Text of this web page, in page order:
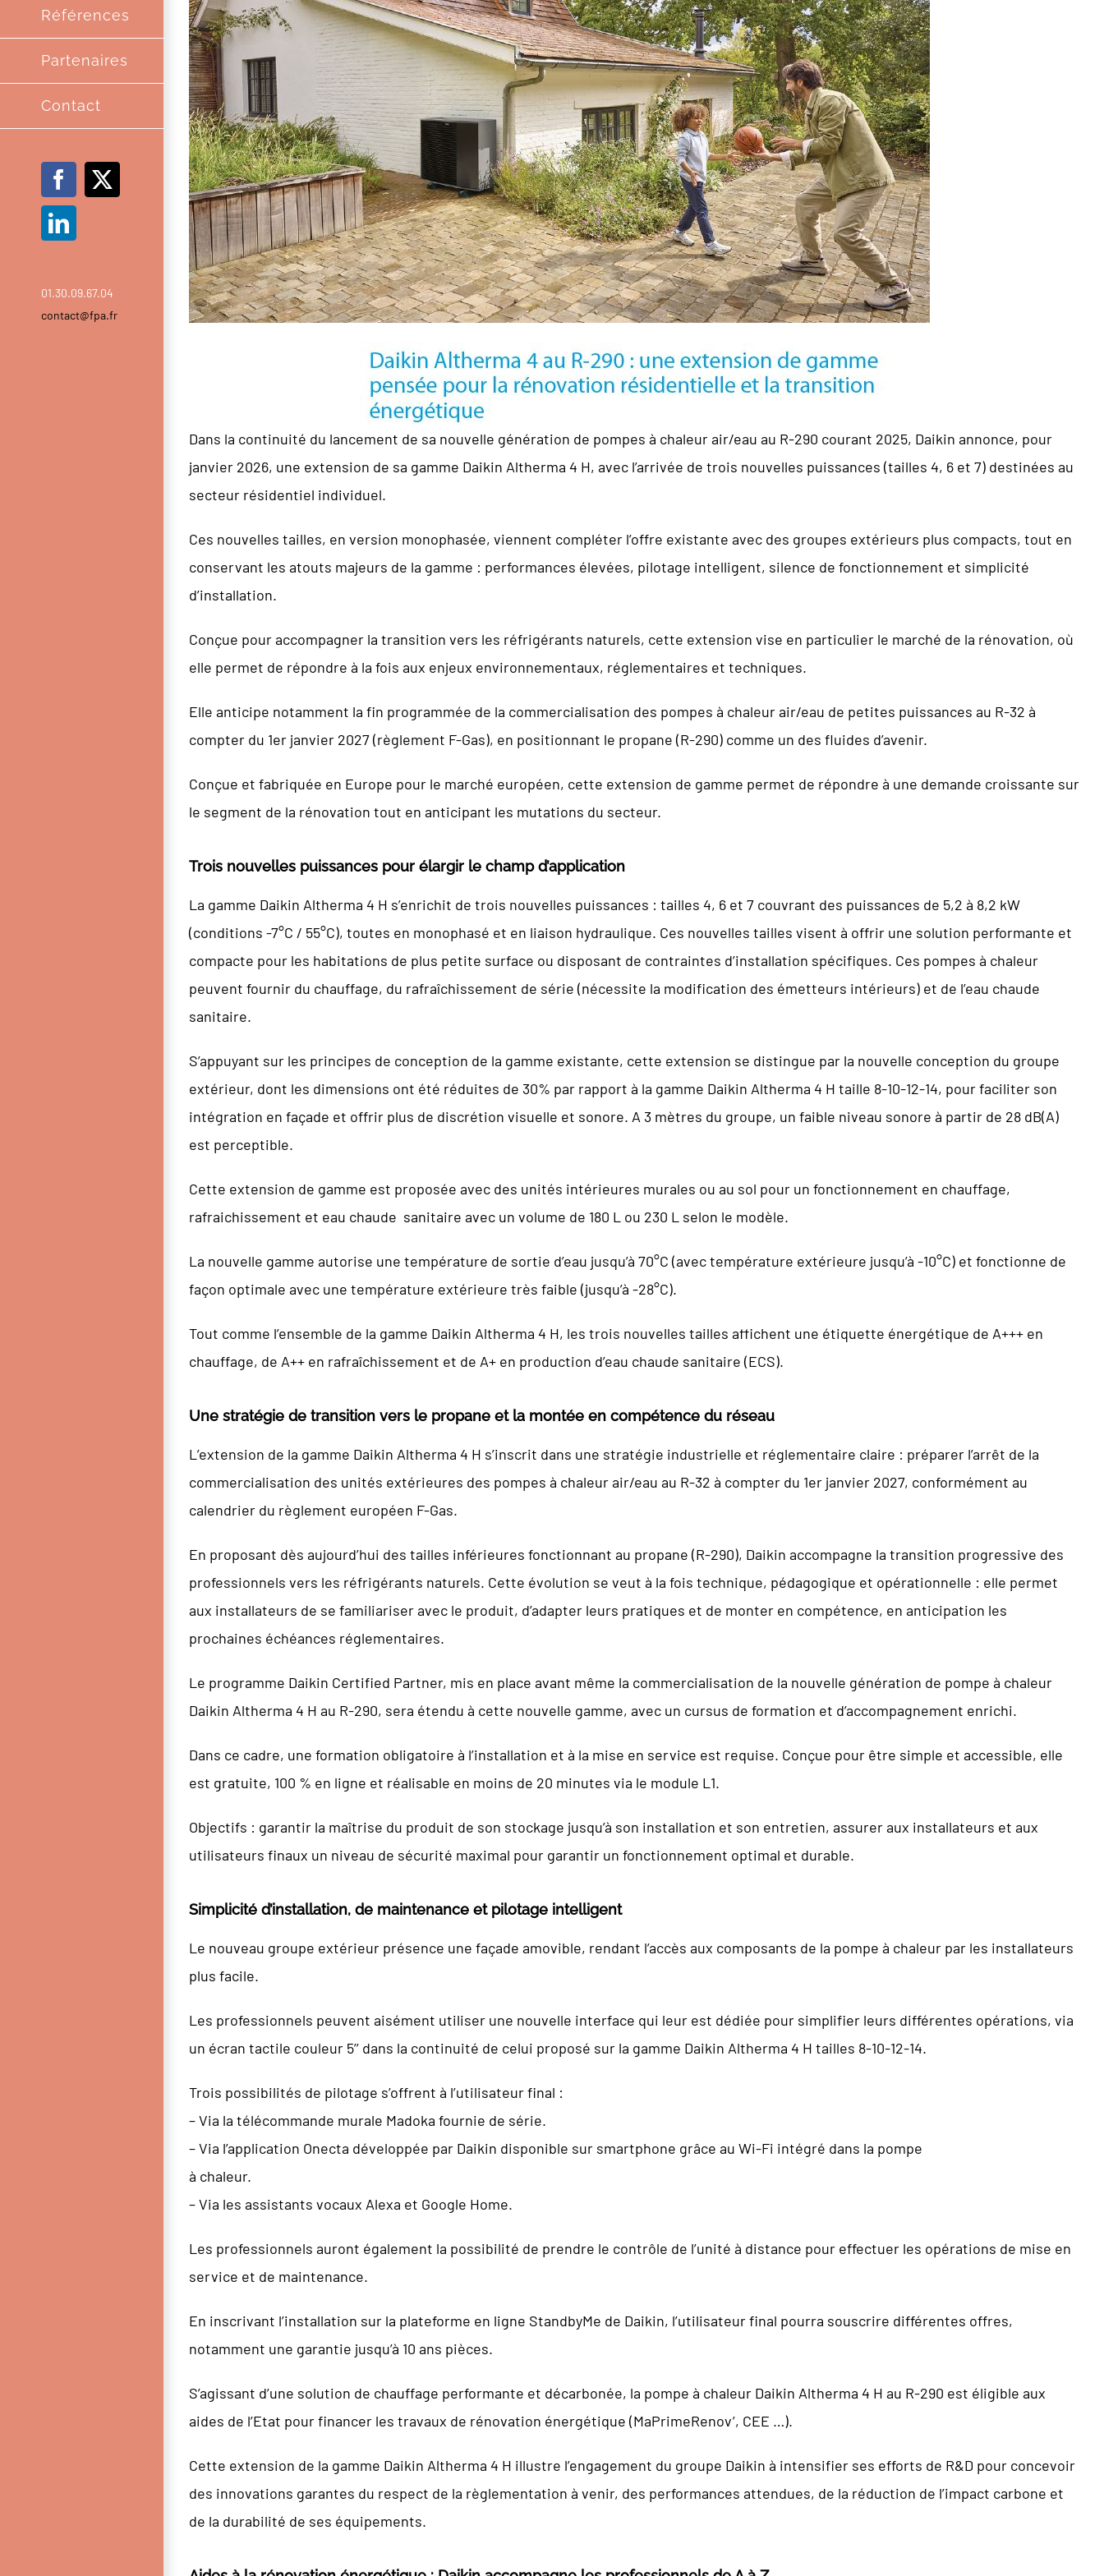
Références
Partenaires
Contact
Facebook
X
LinkedIn
01.30.09.67.04
contact@fpa.fr
Dans la continuité du lancement de sa nouvelle génération de pompes à chaleur air/eau au R-290 courant 2025, Daikin annonce, pour
janvier 2026, une extension de sa gamme Daikin Altherma 4 H, avec l’arrivée de trois nouvelles puissances (tailles 4, 6 et 7) destinées au
secteur résidentiel individuel.
Ces nouvelles tailles, en version monophasée, viennent compléter l’offre existante avec des groupes extérieurs plus compacts, tout en
conservant les atouts majeurs de la gamme : performances élevées, pilotage intelligent, silence de fonctionnement et simplicité
d’installation.
Conçue pour accompagner la transition vers les réfrigérants naturels, cette extension vise en particulier le marché de la rénovation, où
elle permet de répondre à la fois aux enjeux environnementaux, réglementaires et techniques.
Elle anticipe notamment la fin programmée de la commercialisation des pompes à chaleur air/eau de petites puissances au R-32 à
compter du 1er janvier 2027 (règlement F-Gas), en positionnant le propane (R-290) comme un des fluides d’avenir.
Conçue et fabriquée en Europe pour le marché européen, cette extension de gamme permet de répondre à une demande croissante sur
le segment de la rénovation tout en anticipant les mutations du secteur.
Trois nouvelles puissances pour élargir le champ d’application
La gamme Daikin Altherma 4 H s’enrichit de trois nouvelles puissances : tailles 4, 6 et 7 couvrant des puissances de 5,2 à 8,2 kW
(conditions -7°C / 55°C), toutes en monophasé et en liaison hydraulique. Ces nouvelles tailles visent à offrir une solution performante et
compacte pour les habitations de plus petite surface ou disposant de contraintes d’installation spécifiques. Ces pompes à chaleur
peuvent fournir du chauffage, du rafraîchissement de série (nécessite la modification des émetteurs intérieurs) et de l’eau chaude
sanitaire.
S’appuyant sur les principes de conception de la gamme existante, cette extension se distingue par la nouvelle conception du groupe
extérieur, dont les dimensions ont été réduites de 30% par rapport à la gamme Daikin Altherma 4 H taille 8-10-12-14, pour faciliter son
intégration en façade et offrir plus de discrétion visuelle et sonore. A 3 mètres du groupe, un faible niveau sonore à partir de 28 dB(A)
est perceptible.
Cette extension de gamme est proposée avec des unités intérieures murales ou au sol pour un fonctionnement en chauffage,
rafraichissement et eau chaude sanitaire avec un volume de 180 L ou 230 L selon le modèle.
La nouvelle gamme autorise une température de sortie d’eau jusqu’à 70°C (avec température extérieure jusqu’à -10°C) et fonctionne de
façon optimale avec une température extérieure très faible (jusqu’à -28°C).
Tout comme l’ensemble de la gamme Daikin Altherma 4 H, les trois nouvelles tailles affichent une étiquette énergétique de A+++ en
chauffage, de A++ en rafraîchissement et de A+ en production d’eau chaude sanitaire (ECS).
Une stratégie de transition vers le propane et la montée en compétence du réseau
L’extension de la gamme Daikin Altherma 4 H s’inscrit dans une stratégie industrielle et réglementaire claire : préparer l’arrêt de la
commercialisation des unités extérieures des pompes à chaleur air/eau au R-32 à compter du 1er janvier 2027, conformément au
calendrier du règlement européen F-Gas.
En proposant dès aujourd’hui des tailles inférieures fonctionnant au propane (R-290), Daikin accompagne la transition progressive des
professionnels vers les réfrigérants naturels. Cette évolution se veut à la fois technique, pédagogique et opérationnelle : elle permet
aux installateurs de se familiariser avec le produit, d’adapter leurs pratiques et de monter en compétence, en anticipation les
prochaines échéances réglementaires.
Le programme Daikin Certified Partner, mis en place avant même la commercialisation de la nouvelle génération de pompe à chaleur
Daikin Altherma 4 H au R-290, sera étendu à cette nouvelle gamme, avec un cursus de formation et d’accompagnement enrichi.
Dans ce cadre, une formation obligatoire à l’installation et à la mise en service est requise. Conçue pour être simple et accessible, elle
est gratuite, 100 % en ligne et réalisable en moins de 20 minutes via le module L1.
Objectifs : garantir la maîtrise du produit de son stockage jusqu’à son installation et son entretien, assurer aux installateurs et aux
utilisateurs finaux un niveau de sécurité maximal pour garantir un fonctionnement optimal et durable.
Simplicité d’installation, de maintenance et pilotage intelligent
Le nouveau groupe extérieur présence une façade amovible, rendant l’accès aux composants de la pompe à chaleur par les installateurs
plus facile.
Les professionnels peuvent aisément utiliser une nouvelle interface qui leur est dédiée pour simplifier leurs différentes opérations, via
un écran tactile couleur 5’’ dans la continuité de celui proposé sur la gamme Daikin Altherma 4 H tailles 8-10-12-14.
Trois possibilités de pilotage s’offrent à l’utilisateur final :
– Via la télécommande murale Madoka fournie de série.
– Via l’application Onecta développée par Daikin disponible sur smartphone grâce au Wi-Fi intégré dans la pompe
à chaleur.
– Via les assistants vocaux Alexa et Google Home.
Les professionnels auront également la possibilité de prendre le contrôle de l’unité à distance pour effectuer les opérations de mise en
service et de maintenance.
En inscrivant l’installation sur la plateforme en ligne StandbyMe de Daikin, l’utilisateur final pourra souscrire différentes offres,
notamment une garantie jusqu’à 10 ans pièces.
S’agissant d’une solution de chauffage performante et décarbonée, la pompe à chaleur Daikin Altherma 4 H au R-290 est éligible aux
aides de l’Etat pour financer les travaux de rénovation énergétique (MaPrimeRenov’, CEE …).
Cette extension de la gamme Daikin Altherma 4 H illustre l’engagement du groupe Daikin à intensifier ses efforts de R&D pour concevoir
des innovations garantes du respect de la règlementation à venir, des performances attendues, de la réduction de l’impact carbone et
de la durabilité de ses équipements.